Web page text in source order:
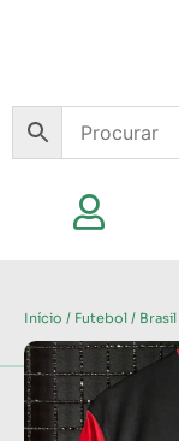
Início / Futebol / Brasil